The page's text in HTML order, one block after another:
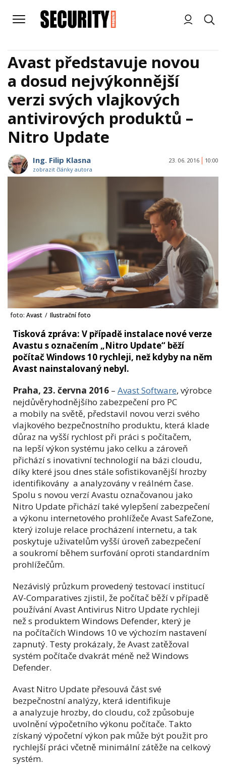
Avast představuje novou
a dosud nejvýkonnější
verzi svých vlajkových
antivirových produktů –
Nitro Update
Ing. Filip Klasna
zobrazit články autora
23. 06. 2016 10:00
foto: Avast / Ilustrační foto
Tisková zpráva: V případě instalace nové verze
Avastu s označením „Nitro Update“ běží
počítač Windows 10 rychleji, než kdyby na něm
Avast nainstalovaný nebyl.
Praha, 23. června 2016 – Avast Software, výrobce
nejdůvěryhodnějšího zabezpečení pro PC
a mobily na světě, představil novou verzi svého
vlajkového bezpečnostního produktu, která klade
důraz na vyšší rychlost při práci s počítačem,
na lepší výkon systému jako celku a zároveň
přichází s inovativní technologií na bázi cloudu,
díky které jsou dnes stále sofistikovanější hrozby
identifikovány a analyzovány v reálném čase.
Spolu s novou verzí Avastu označovanou jako
Nitro Update přichází také vylepšení zabezpečení
a výkonu internetového prohlížeče Avast SafeZone,
který izoluje relace procházení internetu, a tak
poskytuje uživatelům vyšší úroveň zabezpečení
a soukromí během surfování oproti standardním
prohlížečům.
Nezávislý průzkum provedený testovací institucí
AV-Comparatives zjistil, že počítač běží v případě
používání Avast Antivirus Nitro Update rychleji
než s produktem Windows Defender, který je
na počítačích Windows 10 ve výchozím nastavení
zapnutý. Testy prokázaly, že Avast zatěžoval
systém počítače dvakrát méně než Windows
Defender.
Avast Nitro Update přesouvá část své
bezpečnostní analýzy, která identifikuje
a analyzuje hrozby, do cloudu, což způsobuje
uvolnění výpočetního výkonu počítače. Takto
získaný výpočetní výkon pak může být použit pro
rychlejší práci včetně minimální zátěže na celkový
systém.